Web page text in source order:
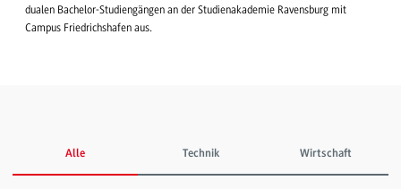
dualen Bachelor-Studiengängen an der Studienakademie Ravensburg mit
Campus Friedrichshafen aus.
Alle Technik Wirtschaft